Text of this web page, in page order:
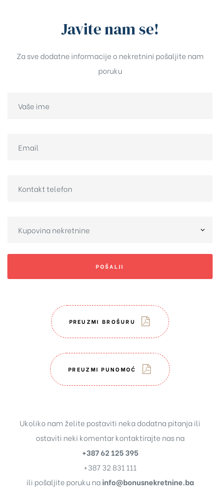
Javite nam se!
Za sve dodatne informacije o nekretnini pošaljite nam
poruku
POŠALJI
PREUZMI BROŠURU
PREUZMI PUNOMOĆ
Ukoliko nam želite postaviti neka dodatna pitanja ili
ostaviti neki komentar kontaktirajte nas na
+387 62 125 395
+387 32 831 111
ili pošaljite poruku na info@bonusnekretnine.ba